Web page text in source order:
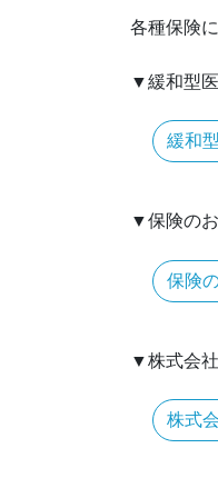
各種保険
▼緩和型
緩和
▼保険の
保険
▼株式会
株式